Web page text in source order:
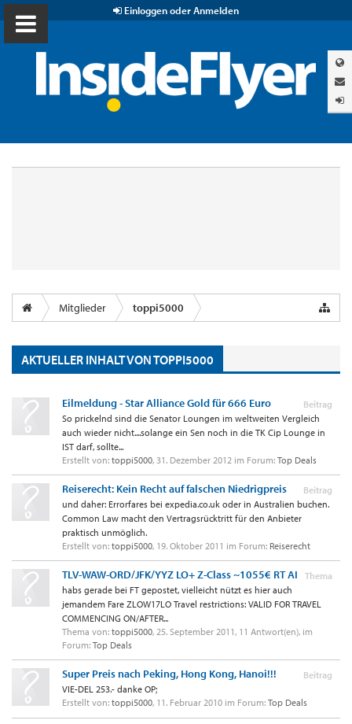
Einloggen oder Anmelden
Mitglieder toppi5000
AKTUELLER INHALT VON TOPPI5000
Beitrag
Eilmeldung - Star Alliance Gold für 666 Euro
So prickelnd sind die Senator Loungen im weltweiten Vergleich
auch wieder nicht....solange ein Sen noch in die TK Cip Lounge in
IST darf, sollte...
Erstellt von: toppi5000, 31. Dezember 2012 im Forum: Top Deals
Beitrag
Reiserecht: Kein Recht auf falschen Niedrigpreis
und daher: Errorfares bei expedia.co.uk oder in Australien buchen.
Common Law macht den Vertragsrücktritt für den Anbieter
praktisch unmöglich.
Erstellt von: toppi5000, 19. Oktober 2011 im Forum: Reiserecht
Thema
TLV-WAW-ORD/JFK/YYZ LO+ Z-Class ~1055€ RT AI
habs gerade bei FT gepostet, vielleicht nützt es hier auch
jemandem Fare ZLOW17LO Travel restrictions: VALID FOR TRAVEL
COMMENCING ON/AFTER...
Thema von: toppi5000, 25. September 2011, 11 Antwort(en), im
Forum: Top Deals
Beitrag
Super Preis nach Peking, Hong Kong, Hanoi!!!
VIE-DEL 253.- danke OP;
Erstellt von: toppi5000, 11. Februar 2010 im Forum: Top Deals